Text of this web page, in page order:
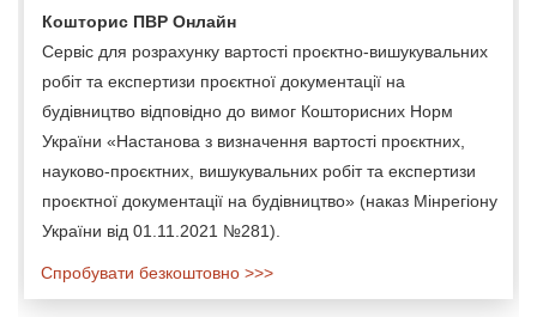
Кошторис ПВР Онлайн
Сервіс для розрахунку вартості проєктно-вишукувальних
робіт та експертизи проєктної документації на
будівництво відповідно до вимог Кошторисних Норм
України «Настанова з визначення вартості проєктних,
науково-проєктних, вишукувальних робіт та експертизи
проєктної документації на будівництво» (наказ Мінрегіону
України від 01.11.2021 №281).
Спробувати безкоштовно >>>